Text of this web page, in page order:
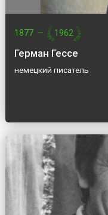
1877 — 1962
Герман Гессе
немецкий писатель